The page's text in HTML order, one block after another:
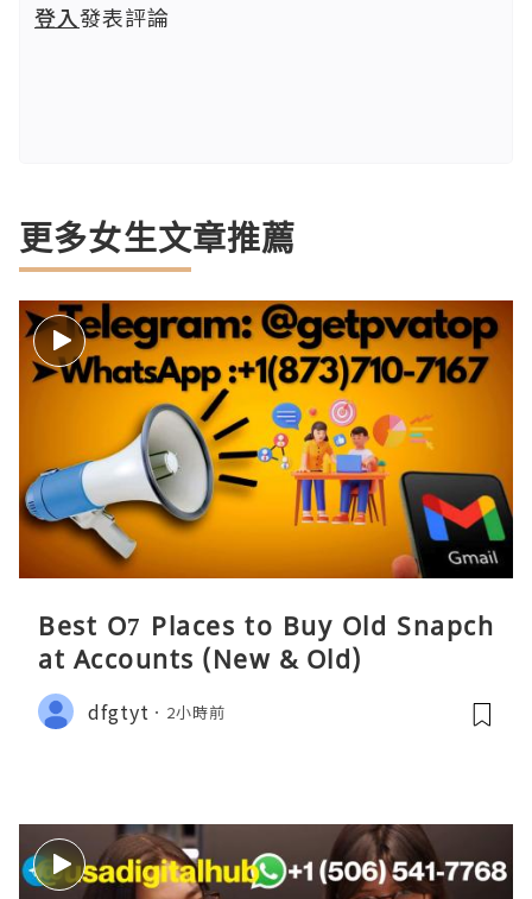
登入發表評論
更多女生文章推薦
Best O7 Places to Buy Old Snapch
at Accounts (New & Old)
dfgtyt 2小時前